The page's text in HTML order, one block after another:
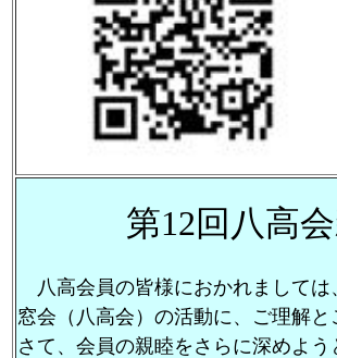
第12回八高会
八高会員の皆様におかれましては
窓会（八高会）の活動に、ご理解
さて、会員の親睦をさらに深めよ